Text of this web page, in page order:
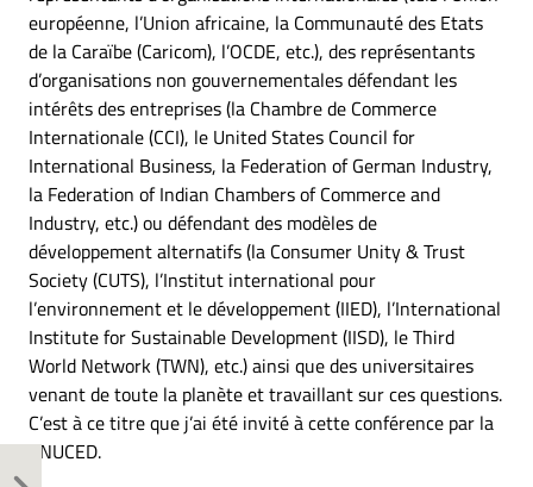
européenne, l’Union africaine, la Communauté des Etats
de la Caraïbe (Caricom), l’OCDE, etc.), des représentants
d’organisations non gouvernementales défendant les
intérêts des entreprises (la Chambre de Commerce
Internationale (CCI), le United States Council for
International Business, la Federation of German Industry,
la Federation of Indian Chambers of Commerce and
Industry, etc.) ou défendant des modèles de
développement alternatifs (la Consumer Unity & Trust
Society (CUTS), l’Institut international pour
l’environnement et le développement (IIED), l’International
Institute for Sustainable Development (IISD), le Third
World Network (TWN), etc.) ainsi que des universitaires
venant de toute la planète et travaillant sur ces questions.
C’est à ce titre que j’ai été invité à cette conférence par la
CNUCED.